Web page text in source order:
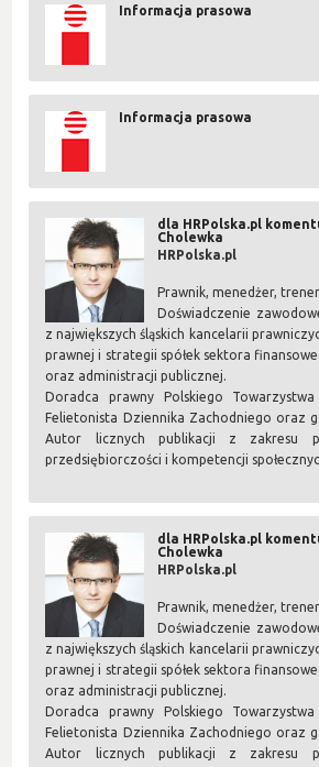
Informacja prasowa
Informacja prasowa
dla HRPolska.pl
Cholewka
HRPolska.pl
Prawnik, menedżer,
Doświadczenie
z największych śląskich kancelarii
prawnej i strategii spółek sektora
oraz administracji publicznej.
Doradca prawny Polskiego
Felietonista Dziennika Zachodniego oraz
Autor licznych publikacji z zakresu
przedsiębiorczości i kompetencji
dla HRPolska.pl
Cholewka
HRPolska.pl
Prawnik, menedżer,
Doświadczenie
z największych śląskich kancelarii
prawnej i strategii spółek sektora
oraz administracji publicznej.
Doradca prawny Polskiego
Felietonista Dziennika Zachodniego oraz
Autor licznych publikacji z zakresu